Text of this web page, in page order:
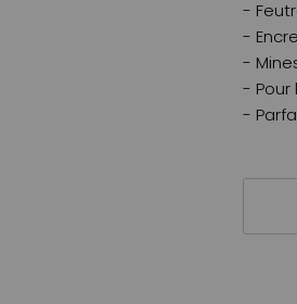
-
-
-
- Pour
-